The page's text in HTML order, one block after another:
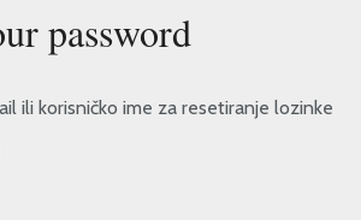
password
ili korisničko ime za resetiranje lozinke